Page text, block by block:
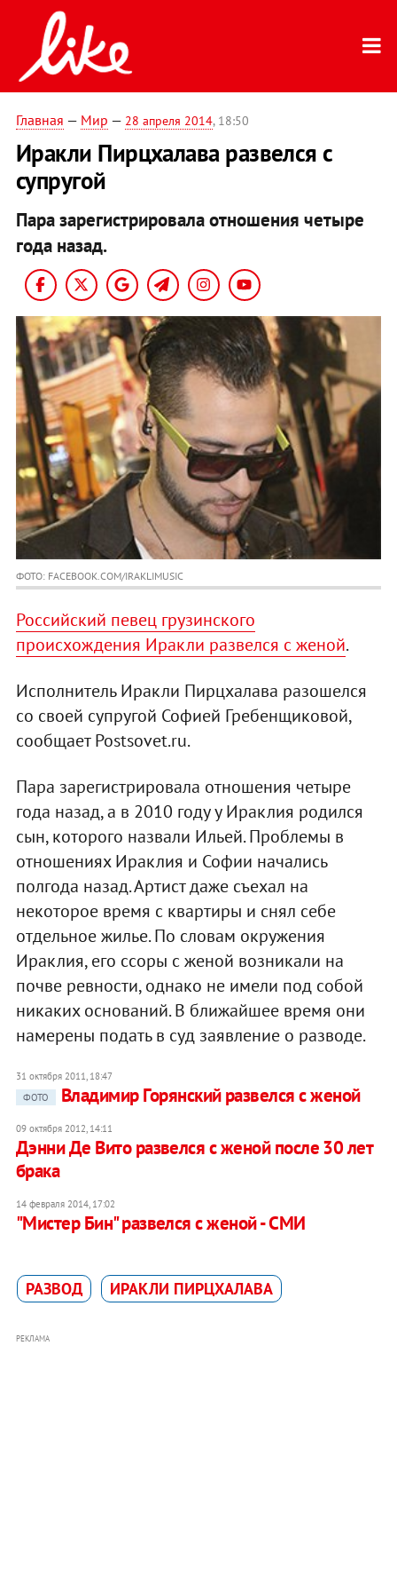
Главная — Мир — 28 апреля 2014, 18:50
Иракли Пирцхалава развелся с
супругой
Пара зарегистрировала отношения четыре
года назад.
ФОТО: FACEBOOK.COM/IRAKLIMUSIC
Российский певец грузинского
происхождения Иракли развелся с женой.
Исполнитель Иракли Пирцхалава разошелся
со своей супругой Софией Гребенщиковой,
сообщает Postsovet.ru.
Пара зарегистрировала отношения четыре
года назад, а в 2010 году у Ираклия родился
сын, которого назвали Ильей. Проблемы в
отношениях Ираклия и Софии начались
полгода назад. Артист даже съехал на
некоторое время с квартиры и снял себе
отдельное жилье. По словам окружения
Ираклия, его ссоры с женой возникали на
почве ревности, однако не имели под собой
никаких оснований. В ближайшее время они
намерены подать в суд заявление о разводе.
31 октября 2011, 18:47
ФОТО
Владимир Горянский развелся с женой
09 октября 2012, 14:11
Дэнни Де Вито развелся с женой после 30 лет
брака
14 февраля 2014, 17:02
"Мистер Бин" развелся с женой - СМИ
РАЗВОД ИРАКЛИ ПИРЦХАЛАВА
РЕКЛАМА